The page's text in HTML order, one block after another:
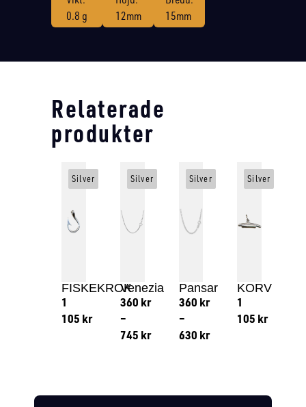
0.8 g
12mm
15mm
Relaterade
produkter
FISKEKROK
1
105 kr
Silver
Venezia
360 kr
–
745 kr
Silver
Pansar
360 kr
–
630 kr
Silver
KORV
1
105 kr
Silver